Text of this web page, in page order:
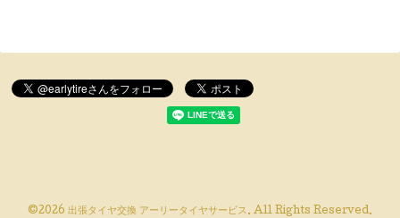
©2026 出張タイヤ交換 アーリータイヤサービス. All Rights Reserved.